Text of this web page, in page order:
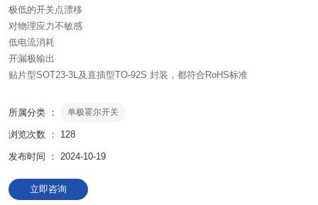
极低的开关点漂移
对物理应力不敏感
低电流消耗
开漏极输出
贴片型SOT23-3L及直插型TO-92S 封装，都符合RoHS标准
所属分类 ： 单极霍尔开关
浏览次数 ： 128
发布时间 ： 2024-10-19
立即咨询